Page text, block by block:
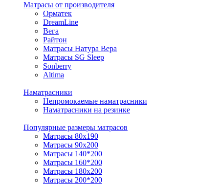
Матрасы от производителя
Орматек
DreamLine
Вега
Райтон
Матрасы Натура Вера
Матрасы SG Sleep
Sonberry
Altima
Наматрасники
Непромокаемые наматрасники
Наматрасники на резинке
Популярные размеры матрасов
Матрасы 80x190
Матрасы 90x200
Матрасы 140*200
Матрасы 160*200
Матрасы 180x200
Матрасы 200*200